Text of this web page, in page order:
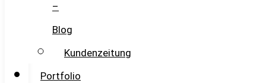
–
Blog
Kundenzeitung
Portfolio